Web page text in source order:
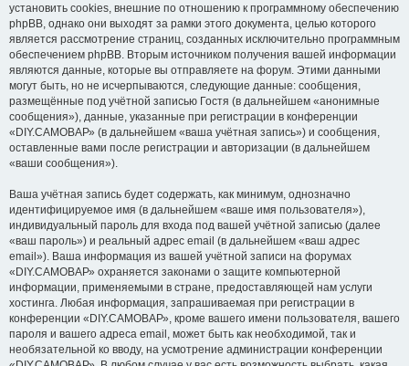
установить cookies, внешние по отношению к программному обеспечению
phpBB, однако они выходят за рамки этого документа, целью которого
является рассмотрение страниц, созданных исключительно программным
обеспечением phpBB. Вторым источником получения вашей информации
являются данные, которые вы отправляете на форум. Этими данными
могут быть, но не исчерпываются, следующие данные: сообщения,
размещённые под учётной записью Гостя (в дальнейшем «анонимные
сообщения»), данные, указанные при регистрации в конференции
«DIY.САМОВАР» (в дальнейшем «ваша учётная запись») и сообщения,
оставленные вами после регистрации и авторизации (в дальнейшем
«ваши сообщения»).
Ваша учётная запись будет содержать, как минимум, однозначно
идентифицируемое имя (в дальнейшем «ваше имя пользователя»),
индивидуальный пароль для входа под вашей учётной записью (далее
«ваш пароль») и реальный адрес email (в дальнейшем «ваш адрес
email»). Ваша информация из вашей учётной записи на форумах
«DIY.САМОВАР» охраняется законами о защите компьютерной
информации, применяемыми в стране, предоставляющей нам услуги
хостинга. Любая информация, запрашиваемая при регистрации в
конференции «DIY.САМОВАР», кроме вашего имени пользователя, вашего
пароля и вашего адреса email, может быть как необходимой, так и
необязательной ко вводу, на усмотрение администрации конференции